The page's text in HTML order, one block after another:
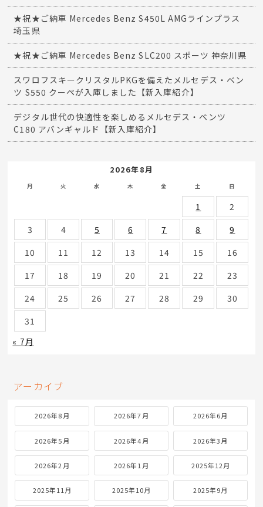
★祝★ご納車 Mercedes Benz S450L AMGラインプラス
埼玉県
★祝★ご納車 Mercedes Benz SLC200 スポーツ 神奈川県
スワロフスキークリスタルPKGを備えたメルセデス・ベン
ツ S550 クーペが入庫しました【新入庫紹介】
デジタル世代の快適性を楽しめるメルセデス・ベンツ
C180 アバンギャルド【新入庫紹介】
2026年8月
月 火 水 木 金 土 日
1
2
3
4 5 6 7 8
9
10
11 12 13 14 15
16
17
18 19 20 21 22
23
24
25 26 27 28 29
30
31
« 7月
アーカイブ
2026年8月 2026年7月 2026年6月
2026年5月 2026年4月 2026年3月
2026年2月 2026年1月 2025年12月
2025年11月 2025年10月 2025年9月